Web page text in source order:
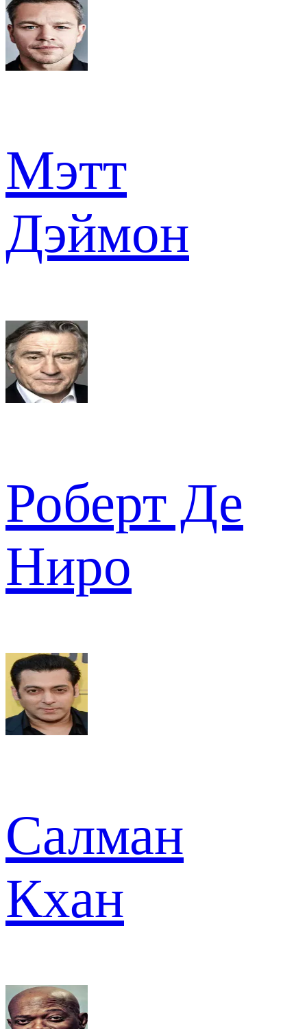
Мэтт
Дэймон
Роберт Де
Ниро
Салман
Кхан